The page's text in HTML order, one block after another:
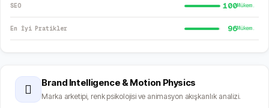
SEO 100Mükem.
En İyi Pratikler 96Mükem.
🫆 Brand Intelligence & Motion Physics
Marka arketipi, renk psikolojisi ve animasyon akışkanlık analizi.